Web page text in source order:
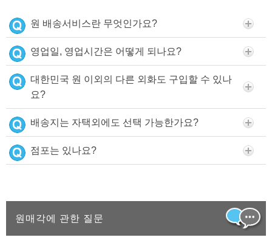
원 배송서비스란 무엇인가요?
영업일, 영업시간은 어떻게 되나요?
대한민국 원 이외의 다른 외화도 구입할 수 있나
요?
배송지는 자택외에도 선택 가능한가요?
점포는 있나요?
원매각에 관한 질문